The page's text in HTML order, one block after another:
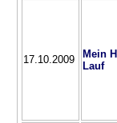
17.10.2009
Mein
Lauf